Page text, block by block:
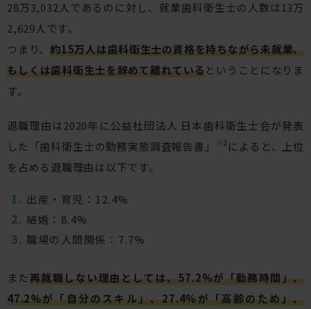
28万3,032人であるのに対し、就業歯科衛生士の人数は13万
2,629人です。
つまり、 約15万人は歯科衛生士の資格を持ちながら未就業、
もしくは歯科衛生士を辞めて離れているということになりま
す。
退職理由は2020年に公益社団法人 日本歯科衛生士会が発表
した「歯科衛生士の勤務実態調査報告書」
※2 によると、上位
を占める退職理由は以下です。
出産・育児：12.4%
結婚：8.4%
職場の人間関係：7.7%
また再就職しない理由としては、57.2%が「勤務時間」、
47.2%が「自分のスキル」、27.4%が「高齢のため」、